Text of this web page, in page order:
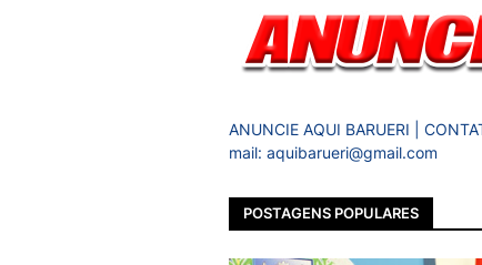
ANUNCIE AQUI BARUERI |
mail: aquibarueri@gmail.com
POSTAGENS POPULARES